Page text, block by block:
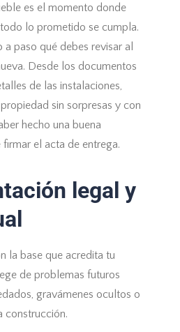
es el momento donde
lo prometido se cumpla.
paso qué debes revisar al
Desde los documentos
de las instalaciones,
sin sorpresas y con
hecho una buena
el acta de entrega.
legal y
la base que acredita tu
de problemas futuros
gravámenes ocultos o
construcción.